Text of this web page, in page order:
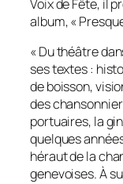
Voix de Fête, il
album, «
« Du théâtre
ses textes :
de boisson,
des
portuaires, la
quelques
héraut de la
genevoises. À